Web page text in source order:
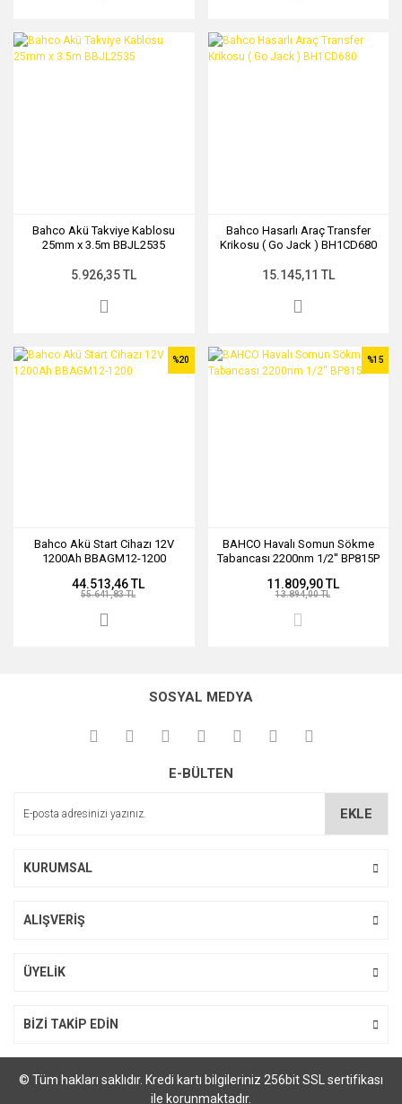
Bahco Akü Takviye Kablosu
25mm x 3.5m BBJL2535
5.926,35 TL
Bahco Hasarlı Araç Transfer
Krikosu ( Go Jack ) BH1CD680
15.145,11 TL
Bahco Akü Start Cihazı 12V
1200Ah BBAGM12-1200
%20
44.513,46 TL
55.641,83 TL
BAHCO Havalı Somun Sökme
Tabancası 2200nm 1/2'' BP815P
%15
11.809,90 TL
13.894,00 TL
SOSYAL MEDYA
E-BÜLTEN
EKLE
KURUMSAL
ALIŞVERİŞ
ÜYELİK
BİZİ TAKİP EDİN
© Tüm hakları saklıdır. Kredi kartı bilgileriniz 256bit SSL sertifikası
ile korunmaktadır.